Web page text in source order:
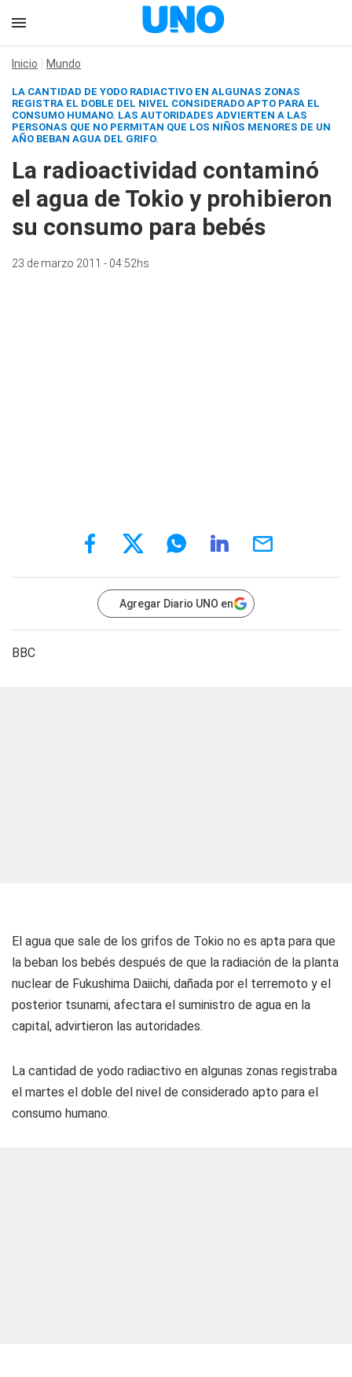
Inicio Mundo
LA CANTIDAD DE YODO RADIACTIVO EN ALGUNAS ZONAS
REGISTRA EL DOBLE DEL NIVEL CONSIDERADO APTO PARA EL
CONSUMO HUMANO. LAS AUTORIDADES ADVIERTEN A LAS
PERSONAS QUE NO PERMITAN QUE LOS NIÑOS MENORES DE UN
AÑO BEBAN AGUA DEL GRIFO.
La radioactividad contaminó
el agua de Tokio y prohibieron
su consumo para bebés
23 de marzo 2011 - 04:52hs
Agregar Diario UNO en
BBC
El agua que sale de los grifos de Tokio no es apta para que
la beban los bebés después de que la radiación de la planta
nuclear de Fukushima Daiichi, dañada por el terremoto y el
posterior tsunami, afectara el suministro de agua en la
capital, advirtieron las autoridades.
La cantidad de yodo radiactivo en algunas zonas registraba
el martes el doble del nivel de considerado apto para el
consumo humano.